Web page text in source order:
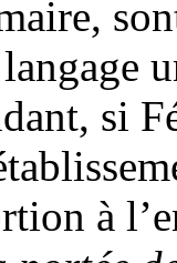
si
à